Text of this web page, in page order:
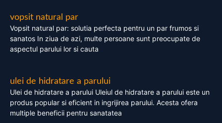
vopsit natural par
Vopsit natural par: solutia perfecta pentru un par frumos si
sanatos In ziua de azi, multe persoane sunt preocupate de
aspectul parului lor si cauta
ulei de hidratare a parului
Ulei de hidratare a parului Uleiul de hidratare a parului este un
produs popular si eficient in ingrijirea parului. Acesta ofera
multiple beneficii pentru sanatatea